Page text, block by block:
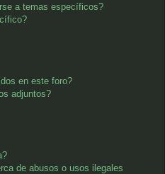
a temas específicos?
en este foro?
adjuntos?
de abusos o usos ilegales